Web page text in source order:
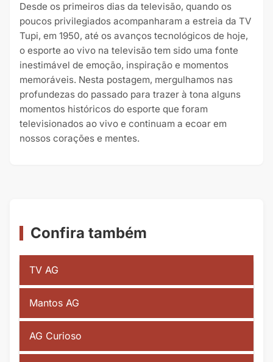
Desde os primeiros dias da televisão, quando os
poucos privilegiados acompanharam a estreia da TV
Tupi, em 1950, até os avanços tecnológicos de hoje,
o esporte ao vivo na televisão tem sido uma fonte
inestimável de emoção, inspiração e momentos
memoráveis. Nesta postagem, mergulhamos nas
profundezas do passado para trazer à tona alguns
momentos históricos do esporte que foram
televisionados ao vivo e continuam a ecoar em
nossos corações e mentes.
Confira também
TV AG
Mantos AG
AG Curioso